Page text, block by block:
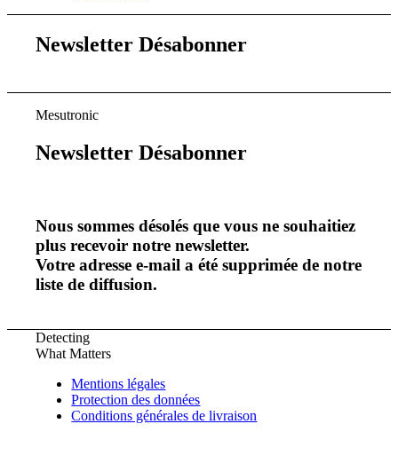
Newsletter Désabonner
Mesutronic
Newsletter Désabonner
Nous sommes désolés que vous ne souhaitiez
plus recevoir notre newsletter.
Votre adresse e-mail a été supprimée de notre
liste de diffusion.
Detecting
What Matters
Mentions légales
Protection des données
Conditions générales de livraison